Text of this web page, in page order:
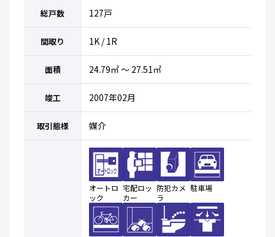
総戸数 127戸
間取り 1K / 1R
面積 24.79㎡ ～ 27.51㎡
竣工 2007年02月
取引態様 媒介
オートロ
ック
宅配ロッ
カー
防犯カメ
ラ
駐車場